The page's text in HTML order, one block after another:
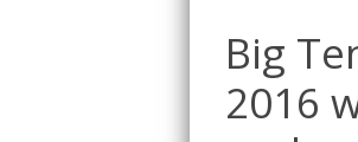
Big
2016